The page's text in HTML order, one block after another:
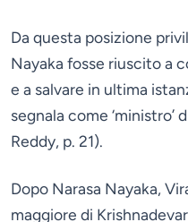
Da questa posizione
Nayaka fosse riuscito a
e a salvare in ultima
segnala come ‘ministro’
Reddy, p. 21).
Dopo Narasa Nayaka,
maggiore di